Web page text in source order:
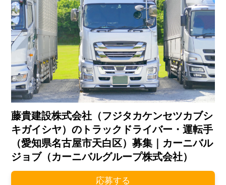
藤貴建設株式会社（フジタカケンセツカブシ
キガイシヤ）のトラックドライバー・運転手
（愛知県名古屋市天白区）募集｜カーニバル
ジョブ（カーニバルグループ株式会社）
応募する